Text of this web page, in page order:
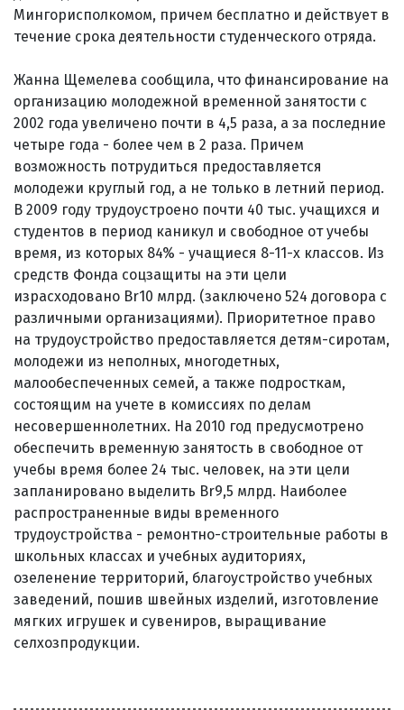
Мингорисполкомом, причем бесплатно и действует в
течение срока деятельности студенческого отряда.
Жанна Щемелева сообщила, что финансирование на
организацию молодежной временной занятости с
2002 года увеличено почти в 4,5 раза, а за последние
четыре года - более чем в 2 раза. Причем
возможность потрудиться предоставляется
молодежи круглый год, а не только в летний период.
В 2009 году трудоустроено почти 40 тыс. учащихся и
студентов в период каникул и свободное от учебы
время, из которых 84% - учащиеся 8-11-х классов. Из
средств Фонда соцзащиты на эти цели
израсходовано Br10 млрд. (заключено 524 договора с
различными организациями). Приоритетное право
на трудоустройство предоставляется детям-сиротам,
молодежи из неполных, многодетных,
малообеспеченных семей, а также подросткам,
состоящим на учете в комиссиях по делам
несовершеннолетних. На 2010 год предусмотрено
обеспечить временную занятость в свободное от
учебы время более 24 тыс. человек, на эти цели
запланировано выделить Br9,5 млрд. Наиболее
распространенные виды временного
трудоустройства - ремонтно-строительные работы в
школьных классах и учебных аудиториях,
озеленение территорий, благоустройство учебных
заведений, пошив швейных изделий, изготовление
мягких игрушек и сувениров, выращивание
селхозпродукции.